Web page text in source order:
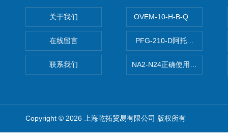
关于我们
在线留言
联系我们
OVEM-10-H-B-QO-CE-N-2P
PFG-210-D阿托斯ATOS电
NA2-N24正确使用松下安全光
Copyright © 2026 上海乾拓贸易有限公司 版权所有